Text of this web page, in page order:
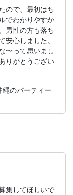
ので、最初はち
でわかりやすか
男性の方も落ち
安心しました。
〜って思いまし
りがとうござい
のパーティー
集してほしいで